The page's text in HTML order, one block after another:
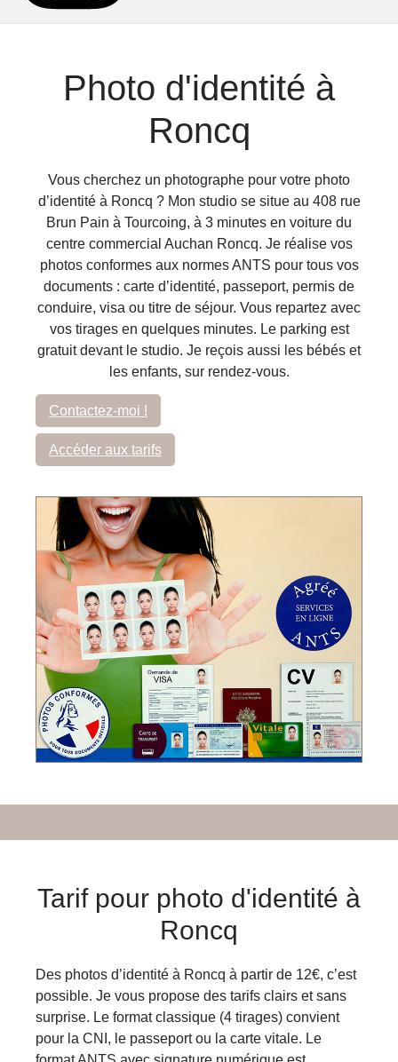
Photo d'identité à
Roncq
Vous cherchez un photographe pour votre photo
d’identité à Roncq ? Mon studio se situe au 408 rue
Brun Pain à Tourcoing, à 3 minutes en voiture du
centre commercial Auchan Roncq. Je réalise vos
photos conformes aux normes ANTS pour tous vos
documents : carte d’identité, passeport, permis de
conduire, visa ou titre de séjour. Vous repartez avec
vos tirages en quelques minutes. Le parking est
gratuit devant le studio. Je reçois aussi les bébés et
les enfants, sur rendez-vous.
Contactez-moi !
Accéder aux tarifs
Tarif pour photo d'identité à
Roncq
Des photos d’identité à Roncq à partir de 12€, c’est
possible. Je vous propose des tarifs clairs et sans
surprise. Le format classique (4 tirages) convient
pour la CNI, le passeport ou la carte vitale. Le